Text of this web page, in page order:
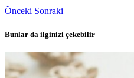
Önceki Sonraki
Bunlar da ilginizi çekebilir